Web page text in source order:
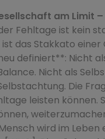
am Limit
Fehltage ist kein
ist das Stakkato
definiert**: Nicht
Nicht als
Die
leisten können.
wird im Leben